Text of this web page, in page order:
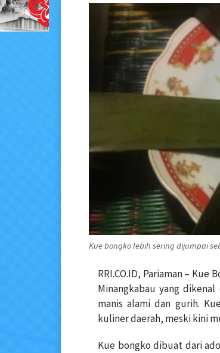
Kue bongko lebih sering dijumpai
RRI.CO.ID, Pariaman – Kue
Minangkabau yang
manis alami dan gurih.
kuliner daerah, meski kini
Kue bongko dibuat dari